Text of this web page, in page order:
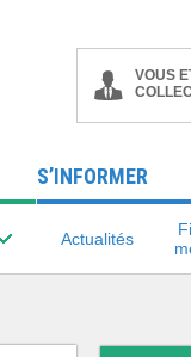
VOUS
S’INFORMER
Actualités